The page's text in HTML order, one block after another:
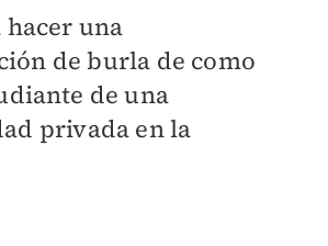
hacer una
de burla de como
de una
privada en la